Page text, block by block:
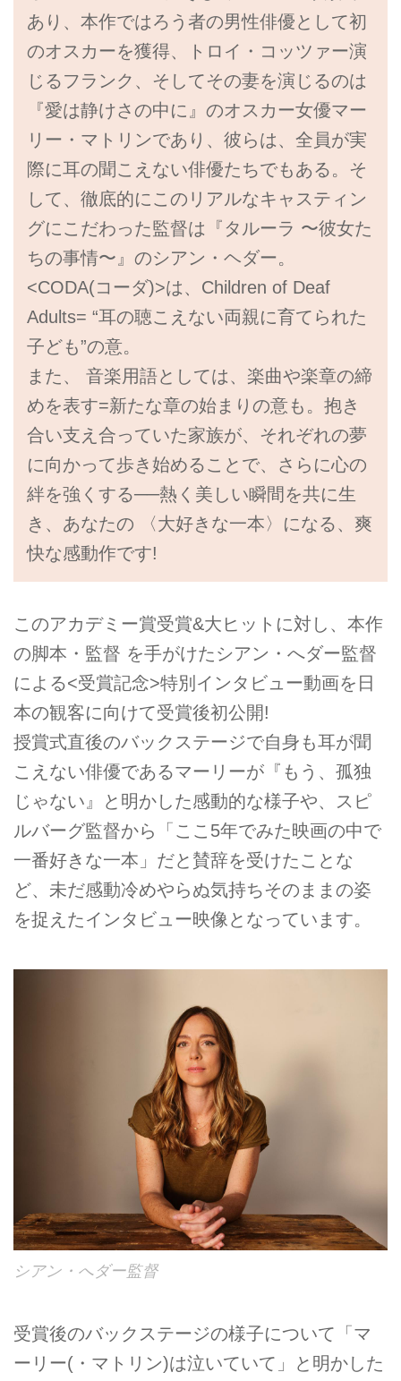
あり、本作ではろう者の男性俳優として初
のオスカーを獲得、トロイ・コッツァー演
じるフランク、そしてその妻を演じるのは
『愛は静けさの中に』のオスカー女優マー
リー・マトリンであり、彼らは、全員が実
際に耳の聞こえない俳優たちでもある。そ
して、徹底的にこのリアルなキャスティン
グにこだわった監督は『タルーラ 〜彼女た
ちの事情〜』のシアン・ヘダー。
<CODA(コーダ)>は、Children of Deaf
Adults= “耳の聴こえない両親に育てられた
子ども”の意。
また、 音楽用語としては、楽曲や楽章の締
めを表す=新たな章の始まりの意も。抱き
合い支え合っていた家族が、それぞれの夢
に向かって歩き始めることで、さらに心の
絆を強くする──熱く美しい瞬間を共に生
き、あなたの 〈大好きな一本〉になる、爽
快な感動作です!
このアカデミー賞受賞&大ヒットに対し、本作
の脚本・監督 を手がけたシアン・へダー監督
による<受賞記念>特別インタビュー動画を日
本の観客に向けて受賞後初公開!
授賞式直後のバックステージで自身も耳が聞
こえない俳優であるマーリーが『もう、孤独
じゃない』と明かした感動的な様子や、スピ
ルバーグ監督から「ここ5年でみた映画の中で
一番好きな一本」だと賛辞を受けたことな
ど、未だ感動冷めやらぬ気持ちそのままの姿
を捉えたインタビュー映像となっています。
シアン・へダー監督
受賞後のバックステージの様子について「マ
ーリー(・マトリン)は泣いていて」と明かした